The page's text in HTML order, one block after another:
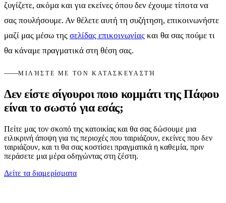
ζυγίζετε, ακόμα και για εκείνες όπου δεν έχουμε τίποτα να
σας πουλήσουμε. Αν θέλετε αυτή τη συζήτηση, επικοινωνήστε
μαζί μας μέσω της σελίδας επικοινωνίας και θα σας πούμε τι
θα κάναμε πραγματικά στη θέση σας.
ΜΙΛΉΣΤΕ ΜΕ ΤΟΝ ΚΑΤΑΣΚΕΥΑΣΤΉ
Δεν είστε σίγουροι ποιο κομμάτι της Πάφου
είναι το σωστό για εσάς;
Πείτε μας τον σκοπό της κατοικίας και θα σας δώσουμε μια
ειλικρινή άποψη για τις περιοχές που ταιριάζουν, εκείνες που δεν
ταιριάζουν, και τι θα σας κοστίσει πραγματικά η καθεμία, πριν
περάσετε μια μέρα οδηγώντας στη ζέστη.
Δείτε τα διαμερίσματα